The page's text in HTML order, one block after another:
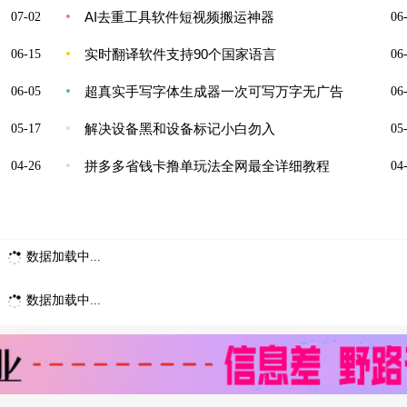
07-02 AI去重工具软件短视频搬运神器
06-15 实时翻译软件支持90个国家语言
06-05 超真实手写字体生成器一次可写万字无广告
05-17 解决设备黑和设备标记小白勿入
04-26 拼多多省钱卡撸单玩法全网最全详细教程
数据加载中...
数据加载中...